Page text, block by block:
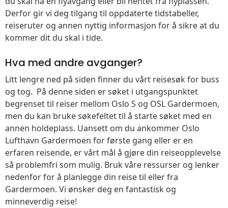
Derfor gir vi deg tilgang til oppdaterte tidstabeller,
reiseruter og annen nyttig informasjon for å sikre at du
kommer dit du skal i tide.
Hva med andre avganger?
Litt lengre ned på siden finner du vårt reisesøk for buss
og tog. På denne siden er søket i utgangspunktet
begrenset til reiser mellom Oslo S og OSL Gardermoen,
men du kan bruke søkefeltet til å starte søket med en
annen holdeplass. Uansett om du ankommer Oslo
Lufthavn Gardermoen for første gang eller er en
erfaren reisende, er vårt mål å gjøre din reiseopplevelse
så problemfri som mulig. Bruk våre ressurser og lenker
nedenfor for å planlegge din reise til eller fra
Gardermoen. Vi ønsker deg en fantastisk og
minneverdig reise!